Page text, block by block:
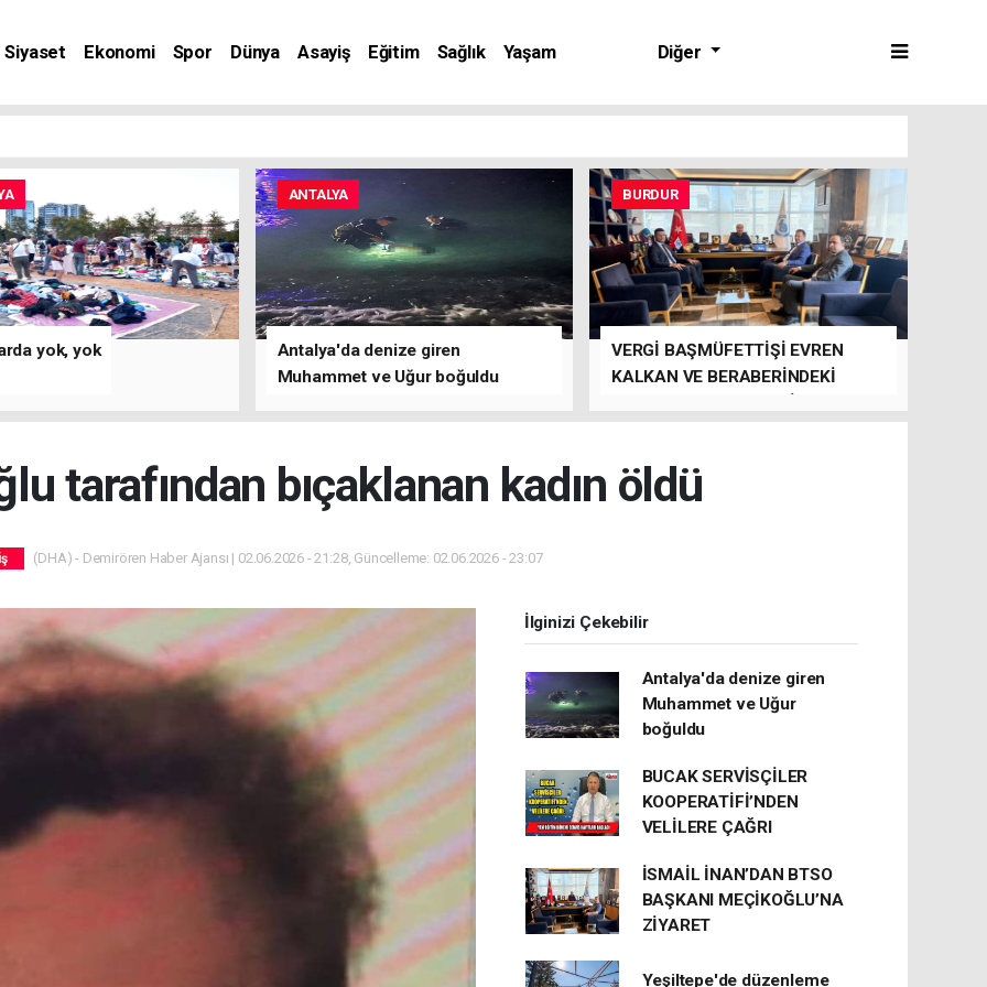
Siyaset Ekonomi Spor Dünya Asayiş Eğitim Sağlık
Yaşam
Diğer
yok, yok
ANTALYA
Antalya'da denize giren
Muhammet ve Uğur boğuldu
BURDUR
VERGİ BAŞMÜFETTİŞİ EVREN
KALKAN VE BERABERİNDEKİ
tarafından bıçaklanan kadın öldü
(DHA) - Demirören Haber Ajansı | 02.06.2026 - 21:28, Güncelleme: 02.06.2026 - 23:07
İlginizi Çekebilir
Antalya'da denize giren
Muhammet ve Uğur
boğuldu
BUCAK SERVİSÇİLER
KOOPERATİFİ’NDEN
VELİLERE ÇAĞRI
İSMAİL İNAN’DAN BTSO
BAŞKANI MEÇİKOĞLU’NA
ZİYARET
Yeşiltepe'de düzenleme